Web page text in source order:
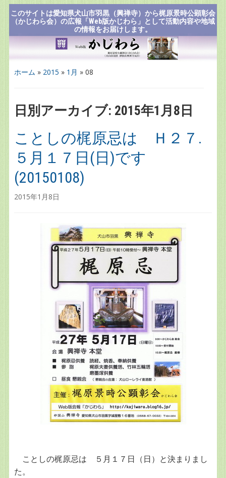
このサイトは愛知県犬山市羽黒（興禅寺）から梶原景時公顕彰会
（かじわら会）の広報「Web版かじわら」として活動内容や地域
の情報をお届けします。
ホーム » 2015 » 1月 » 08
日別アーカイブ: 2015年1月8日
ことしの梶原忌は Ｈ２７.
５月１７日(日)です
(20150108)
2015年1月8日
ことしの梶原忌は ５月１７日（日）と決まりまし
た。